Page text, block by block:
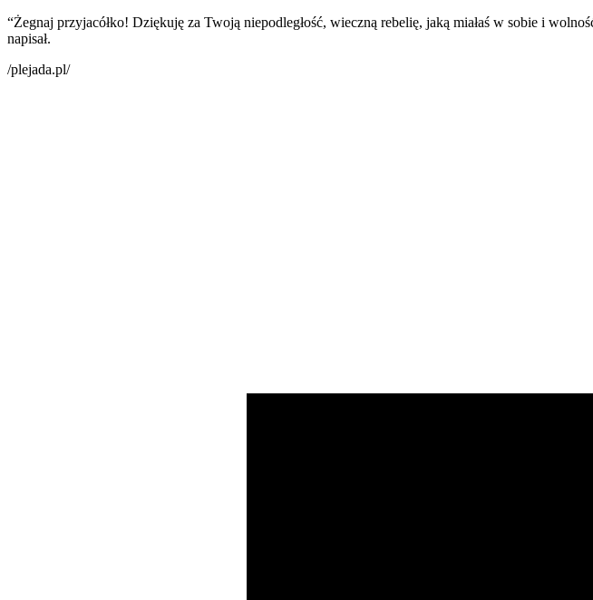
“Żegnaj przyjacółko! Dziękuję za Twoją niepodległość, wieczną rebelię, jaką miałaś w sobie i
napisał.
/plejada.pl/